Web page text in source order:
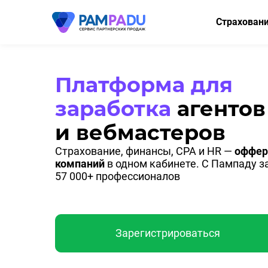
Имущество
Здоровье
Платформа для
заработка агентов
и вебмастеров
Страхование, финансы, CPA и HR —
компаний в одном кабинете. С Пампаду
57 000+ профессионалов
Зарегистрироваться